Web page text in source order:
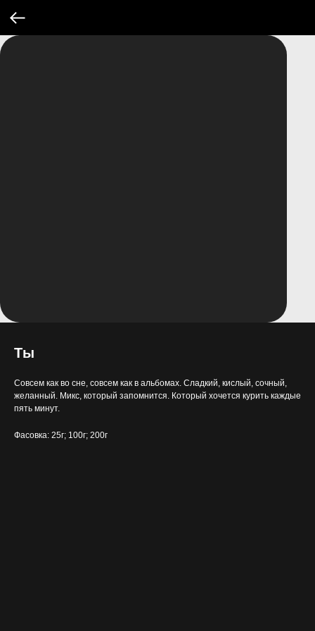
Ты
Совсем как во сне, совсем как в альбомах. Сладкий, кислый, сочный,
желанный. Микс, который запомнится. Который хочется курить каждые
пять минут.
Фасовка: 25г; 100г; 200г